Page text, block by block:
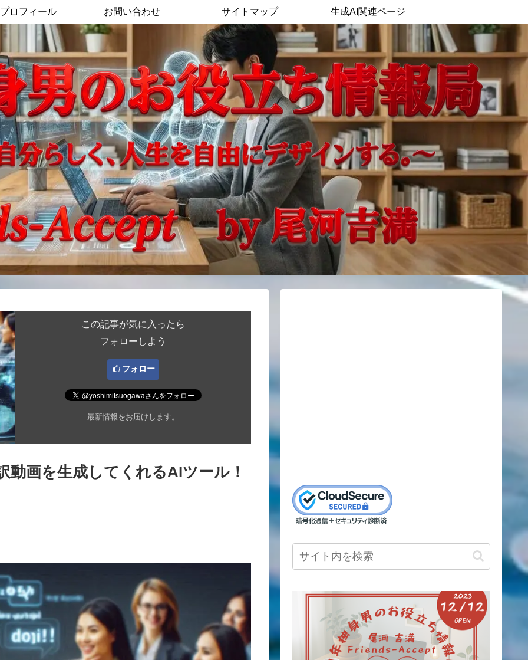
ロフィール お問い合わせ サイトマップ 生成AI関連ページ
この記事が気に入ったら
フォローしよう
フォロー
最新情報をお届けします。
動画を生成してくれるAIツール！